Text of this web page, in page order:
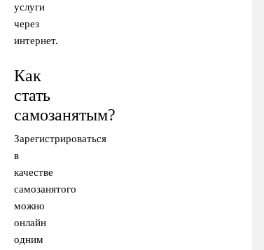
услуги
через
интернет.
Как
стать
самозанятым?
Зарегистрироваться
в
качестве
самозанятого
можно
онлайн
одним